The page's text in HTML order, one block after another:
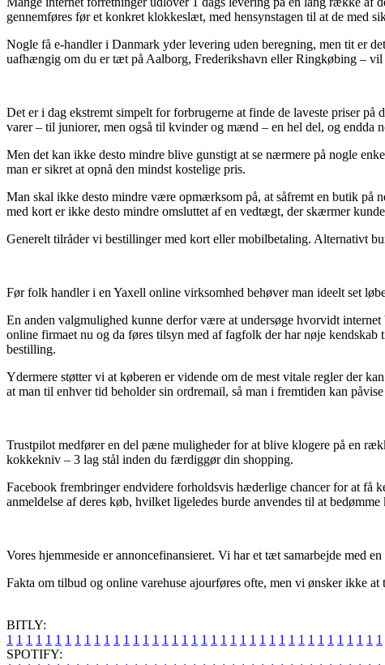
gennemføres før et konkret klokkeslæt, med hensynstagen til at de med
Nogle få e-handler i Danmark yder levering uden beregning, men tit er
uafhængig om du er tæt på Aalborg, Frederikshavn eller Ringkøbing –
Det er i dag ekstremt simpelt for forbrugerne at finde de laveste priser på
varer – til juniorer, men også til kvinder og mænd – en hel del, og endda
Men det kan ikke desto mindre blive gunstigt at se nærmere på nogle
man er sikret at opnå den mindst kostelige pris.
Man skal ikke desto mindre være opmærksom på, at såfremt en butik på
med kort er ikke desto mindre omsluttet af en vedtægt, der skærmer
Generelt tilråder vi bestillinger med kort eller mobilbetaling. Alternativt
Før folk handler i en Yaxell online virksomhed behøver man ideelt set
En anden valgmulighed kunne derfor være at undersøge hvorvidt
online firmaet nu og da føres tilsyn med af fagfolk der har nøje
bestilling.
Ydermere støtter vi at køberen er vidende om de mest vitale regler der
at man til enhver tid beholder sin ordremail, så man i fremtiden kan
Trustpilot medfører en del pæne muligheder for at blive klogere på en
kokkekniv – 3 lag stål inden du færdiggør din shopping.
Facebook frembringer endvidere forholdsvis hæderlige chancer for at få
anmeldelse af deres køb, hvilket ligeledes burde anvendes til at bedømme
Vores hjemmeside er annoncefinansieret. Vi har et tæt samarbejde med
Fakta om tilbud og online varehuse ajourføres ofte, men vi ønsker ikke
BITLY:
1 1 1 1 1 1 1 1 1 1 1 1 1 1 1 1 1 1 1 1 1 1 1 1 1 1 1 1 1 1 1 1 1 1 1 1 1 1 1
SPOTIFY: